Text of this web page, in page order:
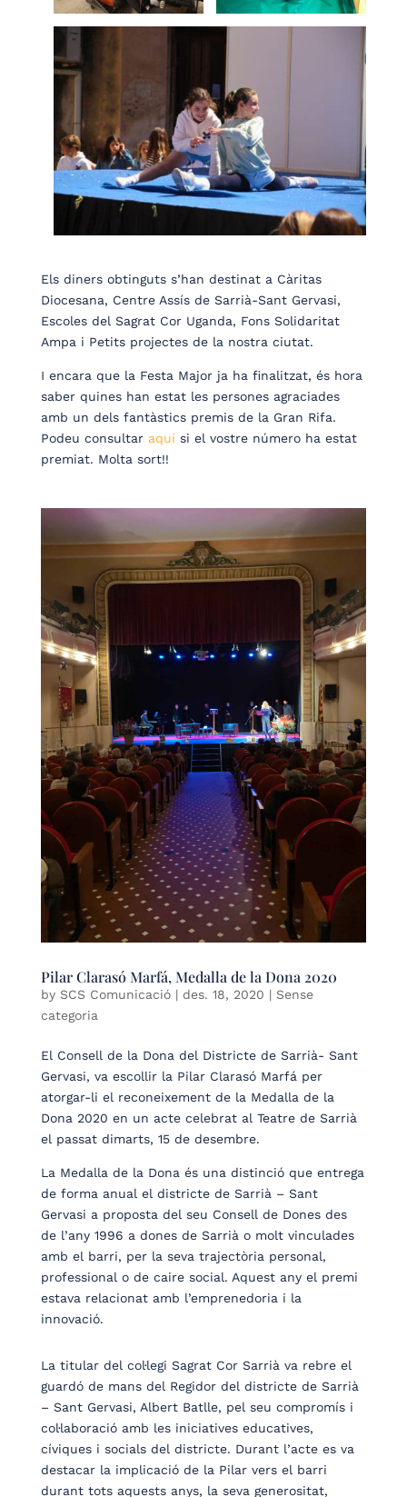
Els diners obtinguts s’han destinat a Càritas
Diocesana, Centre Assís de Sarrià-Sant Gervasi,
Escoles del Sagrat Cor Uganda, Fons Solidaritat
Ampa i Petits projectes de la nostra ciutat.
I encara que la Festa Major ja ha finalitzat, és hora
saber quines han estat les persones agraciades
amb un dels fantàstics premis de la Gran Rifa.
Podeu consultar aquísi el vostre número ha estat
premiat. Molta sort!!
Pilar Clarasó Marfá, Medalla de la Dona 2020
by SCS Comunicació| des. 18, 2020 | Sense
categoria
El Consell de la Dona del Districte de Sarrià- Sant
Gervasi, va escollir la Pilar Clarasó Marfá per
atorgar-li el reconeixement de la Medalla de la
Dona 2020 en un acte celebrat al Teatre de Sarrià
el passat dimarts, 15 de desembre.
La Medalla de la Dona és una distinció que entrega
de forma anual el districte de Sarrià – Sant
Gervasi a proposta del seu Consell de Dones des
de l’any 1996 a dones de Sarrià o molt vinculades
amb el barri, per la seva trajectòria personal,
professional o de caire social. Aquest any el premi
estava relacionat amb l’emprenedoria i la
innovació.
La titular del col·legi Sagrat Cor Sarrià va rebre el
guardó de mans del Regidor del districte de Sarrià
– Sant Gervasi, Albert Batlle, pel seu compromís i
col·laboració amb les iniciatives educatives,
cíviques i socials del districte. Durant l’acte es va
destacar la implicació de la Pilar vers el barri
durant tots aquests anys, la seva generositat,